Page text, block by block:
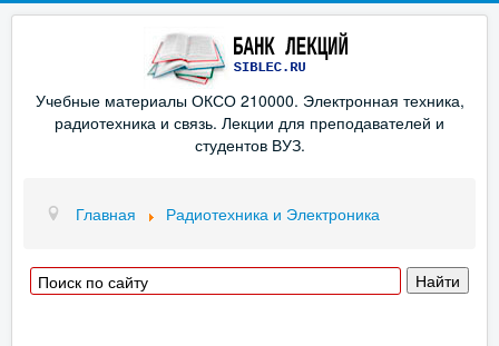
Учебные материалы ОКСО 210000. Электронная техника,
радиотехника и связь. Лекции для преподавателей и
студентов ВУЗ.
Главная Радиотехника и Электроника